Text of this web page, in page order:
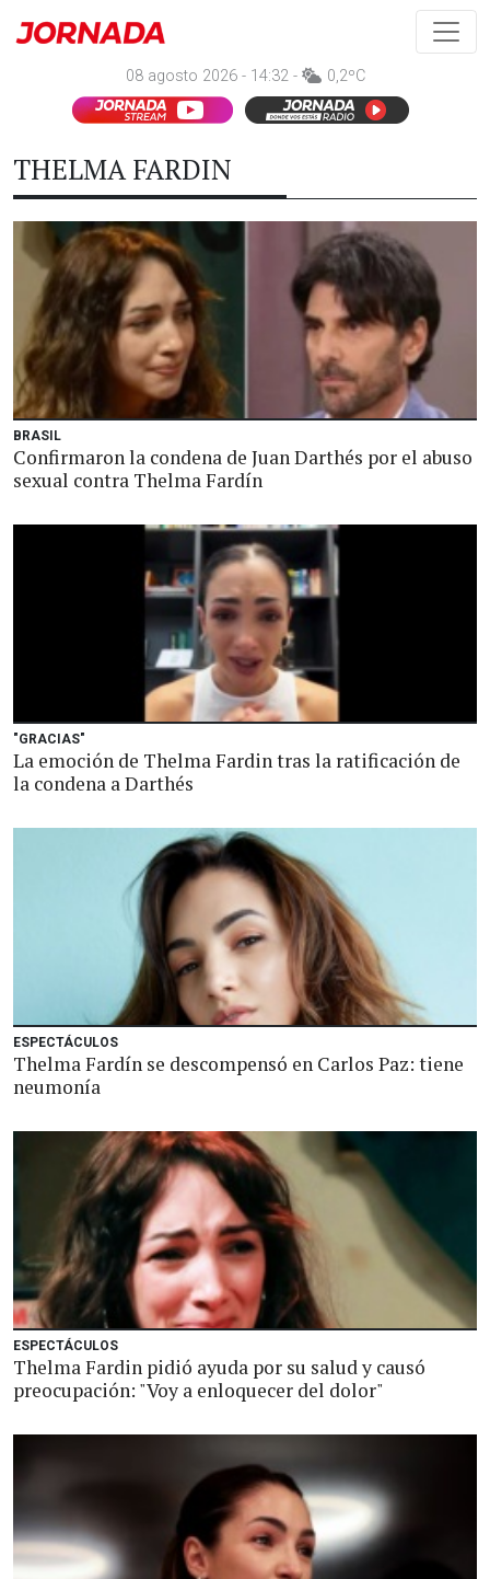
08 agosto 2026 - 14:32 - 0,2ºC
THELMA FARDIN
BRASIL
Confirmaron la condena de Juan Darthés por el abuso
sexual contra Thelma Fardín
"GRACIAS"
La emoción de Thelma Fardin tras la ratificación de
la condena a Darthés
ESPECTÁCULOS
Thelma Fardín se descompensó en Carlos Paz: tiene
neumonía
ESPECTÁCULOS
Thelma Fardin pidió ayuda por su salud y causó
preocupación: "Voy a enloquecer del dolor"